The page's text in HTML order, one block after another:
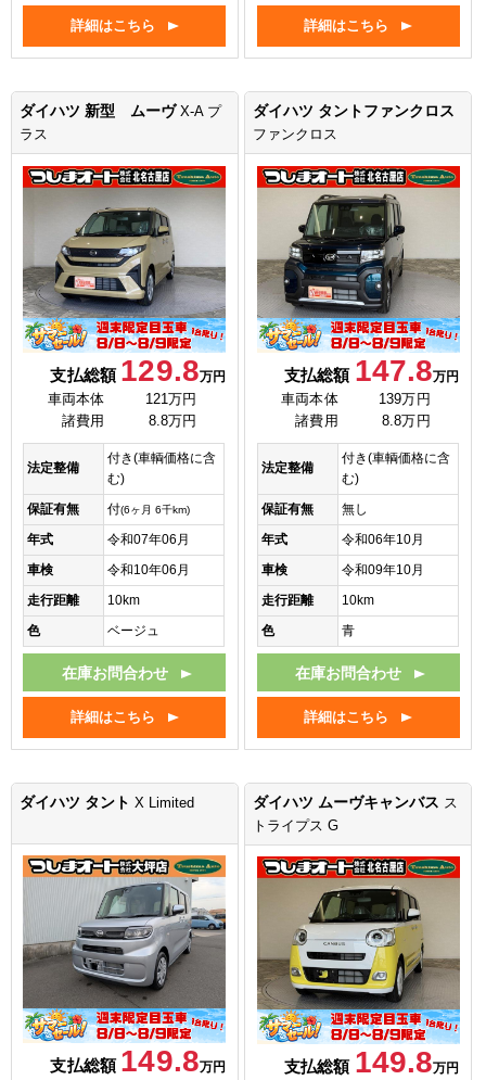
詳細はこちら 詳細はこちら
ダイハツ 新型 ムーヴ X-A プ
ラス
支払総額 129.8万円
車両本体
121万円
諸費用
8.8万円
法定整備
付き(車輌価格に含
む)
保証有無
付(6ヶ月 6千km)
年式
令和07年06月
車検
令和10年06月
走行距離
10km
色
ベージュ
在庫お問合わせ
詳細はこちら
ダイハツ タントファンクロス
ファンクロス
支払総額 147.8万円
車両本体
139万円
諸費用
8.8万円
法定整備
付き(車輌価格に含
む)
保証有無
無し
年式
令和06年10月
車検
令和09年10月
走行距離
10km
色
青
在庫お問合わせ
詳細はこちら
ダイハツ タント X Limited
支払総額 149.8万円
ダイハツ ムーヴキャンバス ス
トライプス G
支払総額 149.8万円